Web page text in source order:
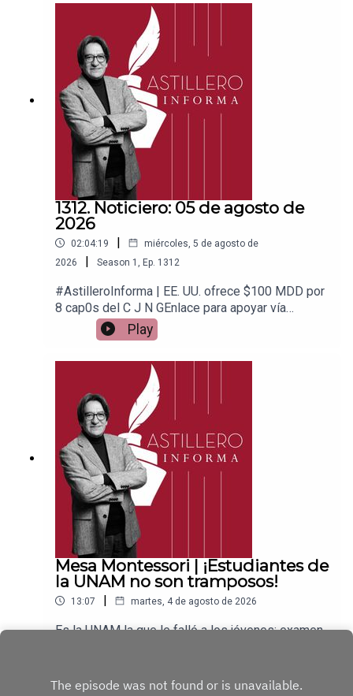
PayPal:https://www.paypal.me/julioastilleroCuent
a para hacer transferencias a cuenta BBVA a
nombre de Julio Hernández López:
1539408017CLABE: 012 320 01539408017
2Tienda:https://julioastillerotienda.com/
1312. Noticiero: 05 de agosto de
2026
02:04:19 |
miércoles, 5 de agosto de
2026
| Season 1 Ep. 1312
#AstilleroInforma | EE. UU. ofrece $100 MDD por
8 cap0s del C J N GEnlace para apoyar vía
Patreon:https://www.patreon.com/julioastilleroEnl
ace para hacer donaciones vía
a para hacer transferencias a cuenta BBVA a
nombre de Julio Hernández López:
1539408017CLABE: 012 320 01539408017
2Tienda:https://julioastillerotienda.com/
Play
Mesa Montessori | ¡Estudiantes de
la UNAM no son tramposos!
13:07 | martes, 4 de agosto de 2026
Es la UNAM la que le falló a los jóvenes: examen,
Patreon:https://www.patreon.com/julioastilleroEnl